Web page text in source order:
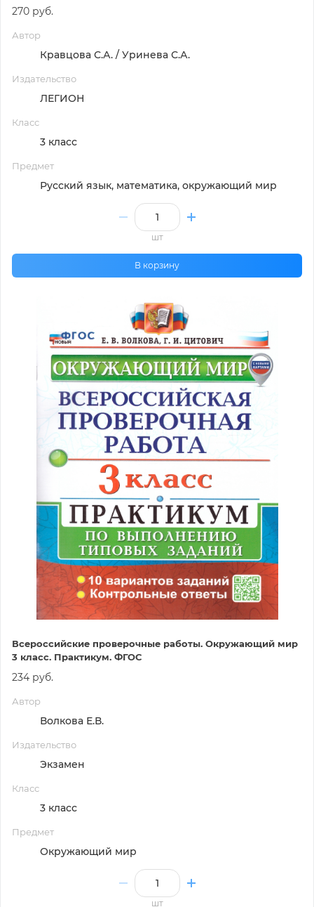
270 руб.
Автор
Кравцова С.А. / Уринева С.А.
Издательство
ЛЕГИОН
Класс
3 класс
Предмет
Русский язык, математика, окружающий мир
шт
В корзину
Всероссийские проверочные работы. Окружающий мир
3 класс. Практикум. ФГОС
234 руб.
Автор
Волкова Е.В.
Издательство
Экзамен
Класс
3 класс
Предмет
Окружающий мир
шт